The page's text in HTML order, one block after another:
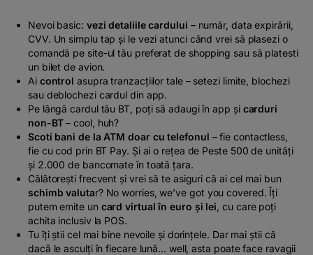
Nevoi basic: vezi detaliile cardului – număr, data expirării,
CVV. Un simplu tap și le vezi atunci când vrei să plasezi o
comandă pe site-ul tău preferat de shopping sau să platesti
un bilet de avion.
Ai control asupra tranzacțiilor tale – setezi limite, blochezi
sau deblochezi cardul din app.
Pe lângă cardul tău BT, poți să adaugi în app și carduri
non-BT– cool, huh?
Scoti bani de la ATM doar cu telefonul – fie contactless,
fie cu cod prin BT Pay. Și ai o rețea de Peste 500 de unități
și 2.000 de bancomate în toată țara.
Călătorești frecvent și vrei să te asiguri că ai cel mai bun
schimb valutar? No worries, we’ve got you covered. Îți
putem emite un card virtual în euro și lei , cu care poți
achita inclusiv la POS.
Tu îți știi cel mai bine nevoile și dorințele. Dar mai știi că
dacă le asculți în fiecare lună... well, asta poate face ravagii